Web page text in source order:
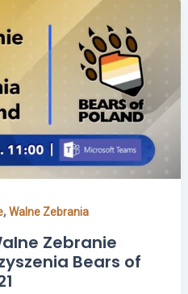
,Walne Zebrania
Zebranie
Bears of